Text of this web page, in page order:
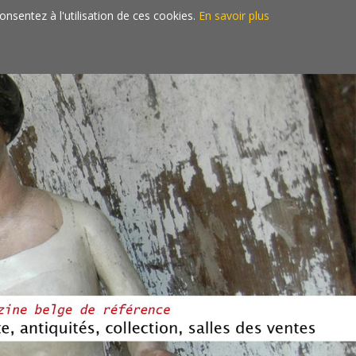
à l'utilisation de ces cookies. En savoir plus